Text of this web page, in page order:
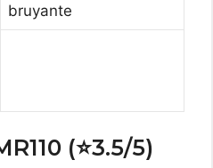
bruyante
(⭐3.5/5)